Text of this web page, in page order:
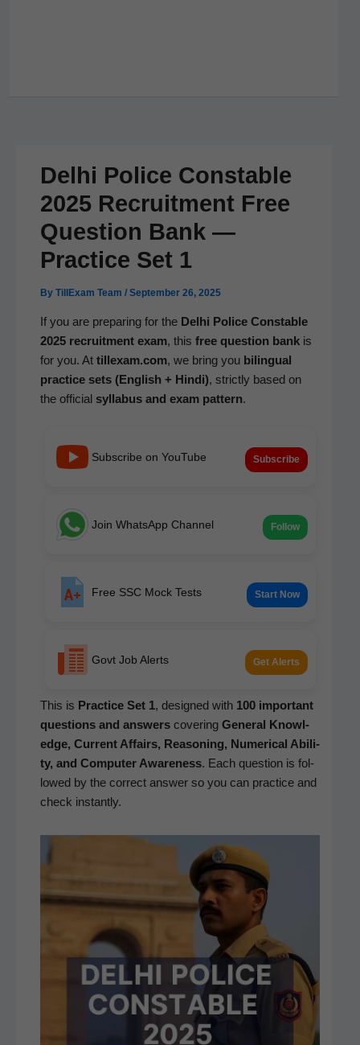
Delhi Police Constable
2025 Recruitment Free
Question Bank —
Practice Set 1
By TillExam Team / September 26, 2025
If you are prepar­ing for the Del­hi Police Con­sta­ble
2025 recruit­ment exam, this free ques­tion bankis
for you. At tillexam.com, we bring you bilin­gual
prac­tice sets (Eng­lish + Hin­di), strict­ly based on
the offi­cial syl­labus and exam pat­tern.
Subscribe on YouTube Subscribe
Join WhatsApp Channel Follow
Free SSC Mock Tests Start Now
Govt Job Alerts Get Alerts
This is Prac­tice Set 1, designed with 100 impor­tant
ques­tions and answerscov­er­ing Gen­er­al Knowl­
edge, Cur­rent Affairs, Rea­son­ing, Numer­i­cal Abil­i­
ty, and Com­put­er Aware­ness. Each ques­tion is fol­
lowed by the cor­rect answer so you can prac­tice and
check instantly.